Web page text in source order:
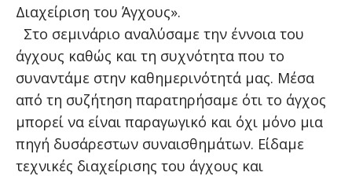
Διαχείριση του Άγχους».
Στο σεμινάριο αναλύσαμε την έννοια του
άγχους καθώς και τη συχνότητα που το
συναντάμε στην καθημερινότητά μας. Μέσα
από τη συζήτηση παρατηρήσαμε ότι το άγχος
μπορεί να είναι παραγωγικό και όχι μόνο μια
πηγή δυσάρεστων συναισθημάτων. Είδαμε
τεχνικές διαχείρισης του άγχους και